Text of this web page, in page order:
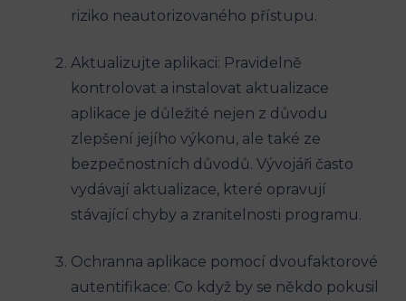
riziko neautorizovaného přístupu.
Aktualizujte aplikaci: Pravidelně
kontrolovat a instalovat aktualizace
aplikace je důležité nejen z důvodu
zlepšení jejího výkonu, ale také ze
bezpečnostních důvodů. Vývojáři často
vydávají aktualizace, které opravují
stávající chyby a zranitelnosti programu.
Ochranna aplikace pomocí dvoufaktorové
autentifikace: Co když by se někdo pokusil